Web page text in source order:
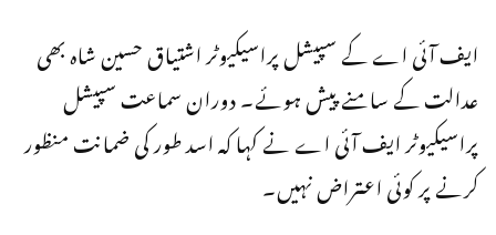
ایف آئی اے کے سپیشل پراسیکیوٹر اشتیاق حسین شاہ بھی
عدالت کے سامنے پیش ہوئے۔ دوران سماعت سپیشل
پراسیکیوٹر ایف آئی اے نے کہا کہ اسد طور کی ضمانت منظور
کرنے پر کوئی اعتراض نہیں۔